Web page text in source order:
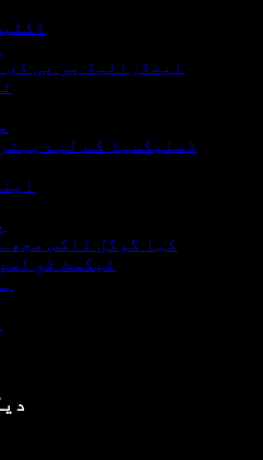
اینڈرائیڈ پر پی
ڈسلیکسیا کے لیے
کیا گوگل ڈاکس
ٹیکسٹ ٹو